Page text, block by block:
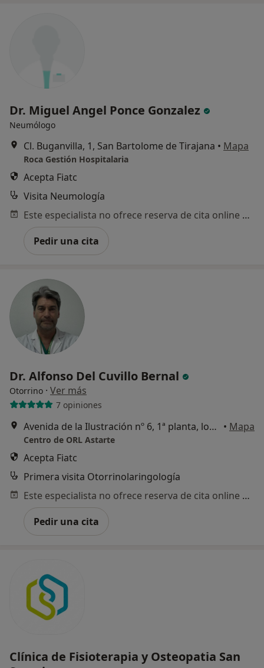
Dr. Miguel Angel Ponce Gonzalez
Neumólogo
Cl. Buganvilla, 1, San Bartolome de Tirajana • Mapa
Roca Gestión Hospitalaria
Acepta Fiatc
Visita Neumología
Este especialista no ofrece reserva de cita online en esta dirección.
Pedir una cita
Dr. Alfonso Del Cuvillo Bernal
Otorrino · Ver más
7 opiniones
Avenida de la Ilustración nº 6, 1ª planta, local 1., Cádiz • Mapa
Centro de ORL Astarte
Acepta Fiatc
Primera visita Otorrinolaringología
Este especialista no ofrece reserva de cita online en esta dirección.
Pedir una cita
Clínica de Fisioterapia y Osteopatia San